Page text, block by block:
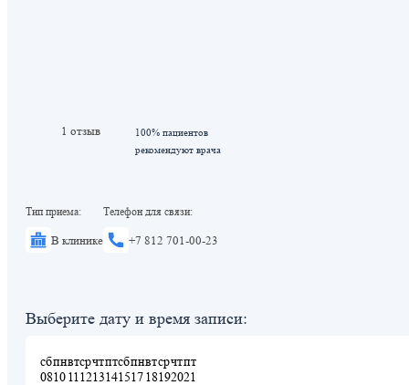
1 отзыв
100% пациентов
рекомендуют врача
Тип приема:
В клинике
Телефон для связи:
+7 812 701-00-23
Выберите дату и время записи:
сб
08
пн
10
вт
11
ср
12
чт
13
пт
14
сб
15
пн
17
вт
18
ср
19
чт
20
пт
21